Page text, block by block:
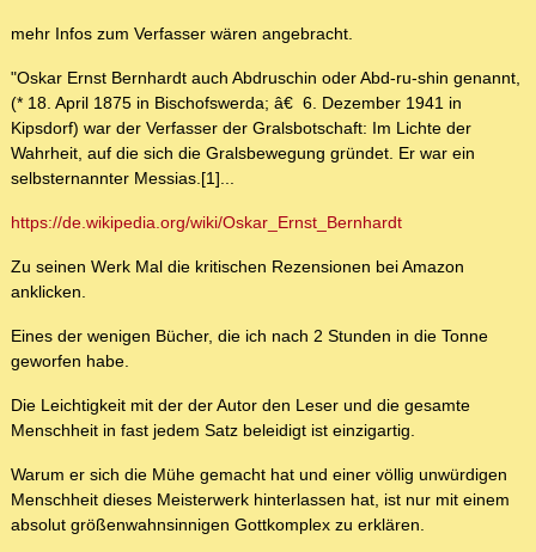
mehr Infos zum Verfasser wären angebracht.
"Oskar Ernst Bernhardt auch Abdruschin oder Abd-ru-shin genannt,
(* 18. April 1875 in Bischofswerda; â€ 6. Dezember 1941 in
Kipsdorf) war der Verfasser der Gralsbotschaft: Im Lichte der
Wahrheit, auf die sich die Gralsbewegung gründet. Er war ein
selbsternannter Messias.[1]...
https://de.wikipedia.org/wiki/Oskar_Ernst_Bernhardt
Zu seinen Werk Mal die kritischen Rezensionen bei Amazon
anklicken.
Eines der wenigen Bücher, die ich nach 2 Stunden in die Tonne
geworfen habe.
Die Leichtigkeit mit der der Autor den Leser und die gesamte
Menschheit in fast jedem Satz beleidigt ist einzigartig.
Warum er sich die Mühe gemacht hat und einer völlig unwürdigen
Menschheit dieses Meisterwerk hinterlassen hat, ist nur mit einem
absolut größenwahnsinnigen Gottkomplex zu erklären.